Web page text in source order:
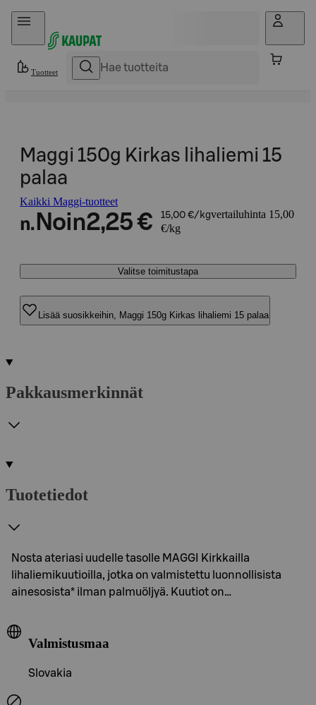
Hyppää sisältöön
Tuotteet
Maggi 150g Kirkas lihaliemi 15
palaa
Kaikki Maggi-tuotteet
n. Noin2,25 € 15,00 €/kgvertailuhinta 15,00
€/kg
Valitse toimitustapa
Lisää suosikkeihin, Maggi 150g Kirkas lihaliemi 15 palaa
Pakkausmerkinnät
Tuotetiedot
Nosta ateriasi uudelle tasolle MAGGI Kirkkailla
lihaliemikuutioilla, jotka on valmistettu luonnollisista
ainesosista* ilman palmuöljyä. Kuutiot on…
Valmistusmaa
Slovakia